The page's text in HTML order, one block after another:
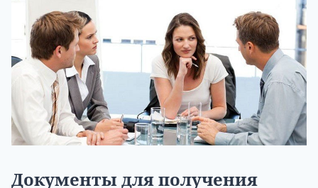
Документы для получения